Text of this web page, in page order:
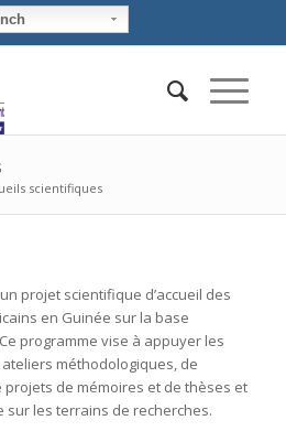
scientifiques
projet scientifique d’accueil des
en Guinée sur la base
programme vise à appuyer les
méthodologiques, de
de mémoires et de thèses et
sur les terrains de recherches.